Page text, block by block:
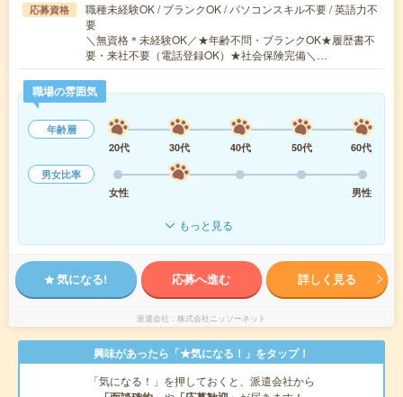
応募資格
職種未経験OK / ブランクOK / パソコンスキル不要 / 英語力不
要
＼無資格＊未経験OK／★年齢不問・ブランクOK★履歴書不
要・来社不要（電話登録OK）★社会保険完備＼…
職場の雰囲気
年齢層
20代
30代 40代 50代
60代
男女比率
女性
男性
もっと見る
気になる! 応募へ進む 詳しく見る
派遣会社 株式会社ニッソーネット
興味があったら「★気になる！」をタップ！
「気になる！」を押しておくと、派遣会社から